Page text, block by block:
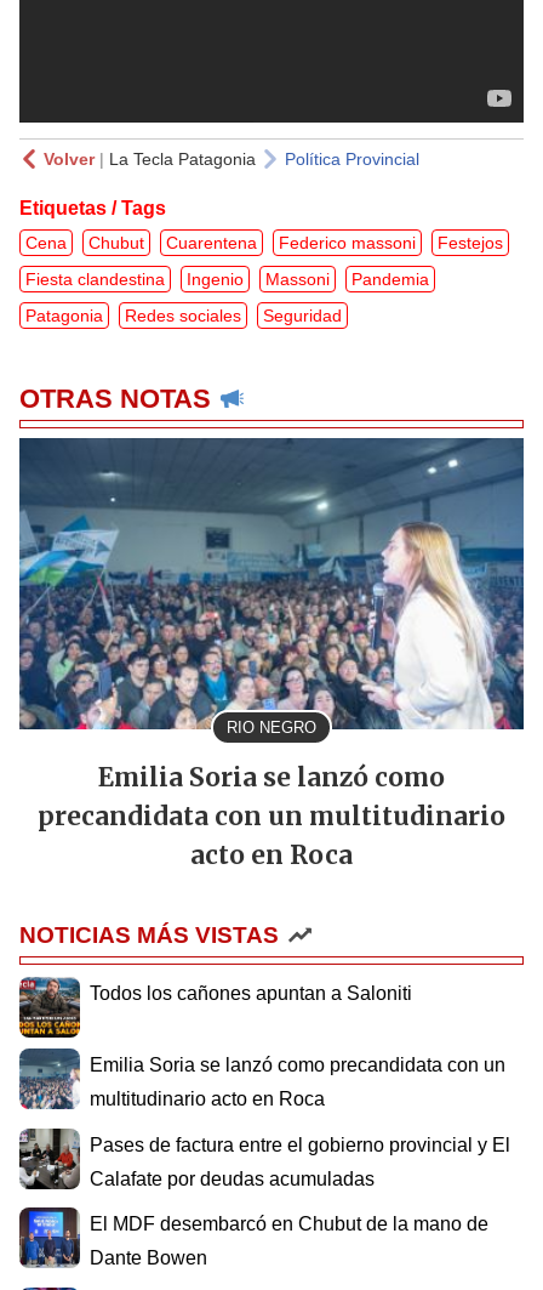
Volver| La Tecla Patagonia Política Provincial
Etiquetas / Tags
Cena Chubut Cuarentena Federico massoni
Festejos
Fiesta clandestina
Ingenio Massoni
Pandemia
Patagonia
Redes sociales Seguridad
OTRAS NOTAS
RIO NEGRO
Emilia Soria se lanzó como
precandidata con un multitudinario
acto en Roca
NOTICIAS MÁS VISTAS
Todos los cañones apuntan a Saloniti
Emilia Soria se lanzó como precandidata con un
multitudinario acto en Roca
Pases de factura entre el gobierno provincial y El
Calafate por deudas acumuladas
El MDF desembarcó en Chubut de la mano de
Dante Bowen